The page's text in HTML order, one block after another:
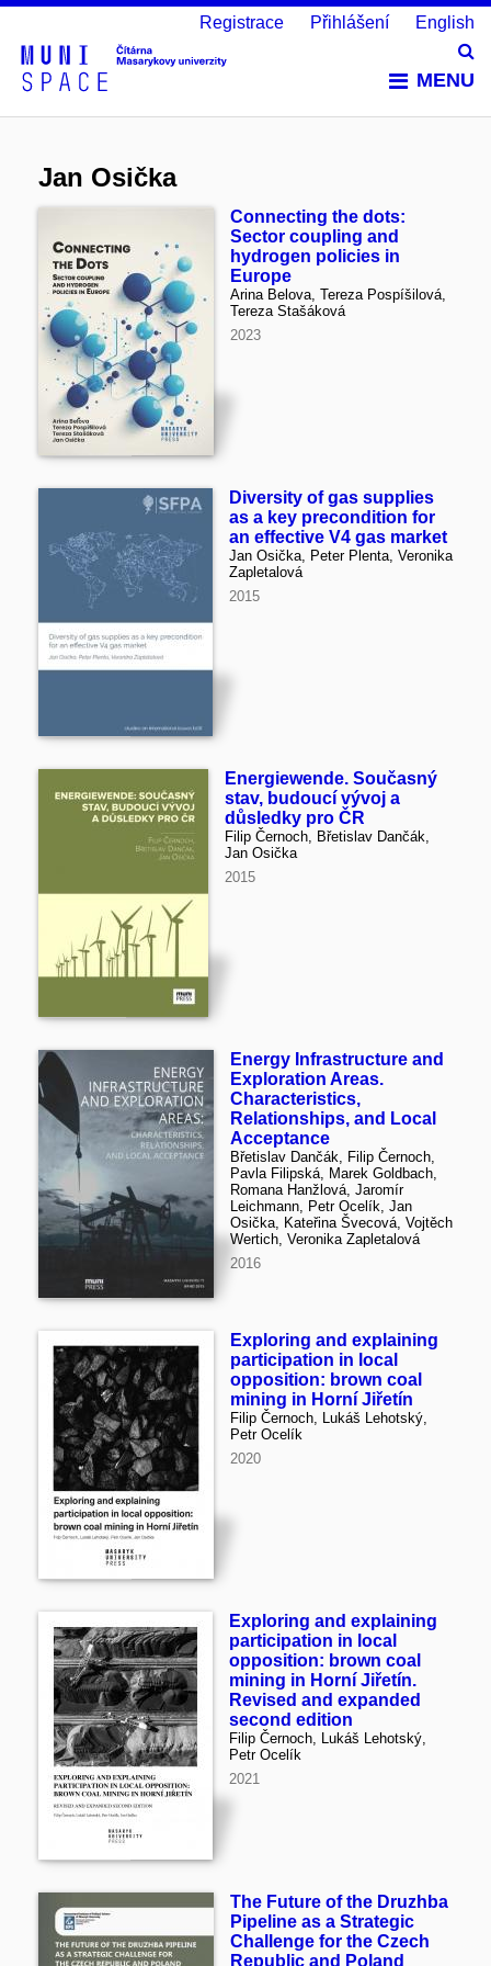
MENU
Registrace Přihlášení English
Jan Osička
Connecting the dots:
Sector coupling and
hydrogen policies in
Europe
Arina Belova, Tereza Pospíšilová,
Tereza Stašáková
2023
Diversity of gas supplies
as a key precondition for
an effective V4 gas market
Jan Osička, Peter Plenta, Veronika
Zapletalová
2015
Energiewende. Současný
stav, budoucí vývoj a
důsledky pro ČR
Filip Černoch, Břetislav Dančák,
Jan Osička
2015
Energy Infrastructure and
Exploration Areas.
Characteristics,
Relationships, and Local
Acceptance
Břetislav Dančák, Filip Černoch,
Pavla Filipská, Marek Goldbach,
Romana Hanžlová, Jaromír
Leichmann, Petr Ocelík, Jan
Osička, Kateřina Švecová, Vojtěch
Wertich, Veronika Zapletalová
2016
Exploring and explaining
participation in local
opposition: brown coal
mining in Horní Jiřetín
Filip Černoch, Lukáš Lehotský,
Petr Ocelík
2020
Exploring and explaining
participation in local
opposition: brown coal
mining in Horní Jiřetín.
Revised and expanded
second edition
Filip Černoch, Lukáš Lehotský,
Petr Ocelík
2021
The Future of the Druzhba
Pipeline as a Strategic
Challenge for the Czech
Republic and Poland